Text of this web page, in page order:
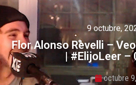
9 octubre,
Flor Alonso Revelli –
| #ElijoLeer –
octubre